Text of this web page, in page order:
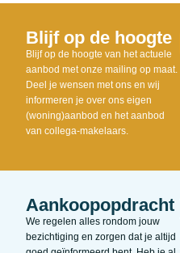
Blijf op de hoogte
Blijf op de hoogte van het actuele
aanbod met onze mailing op maat.
Deel je wensen met ons en wij
informeren je over ons eigen
(woning)aanbod en het aanbod
van collega-makelaars.
Aankoopopdracht
We regelen alles rondom jouw
bezichtiging en zorgen dat je altijd